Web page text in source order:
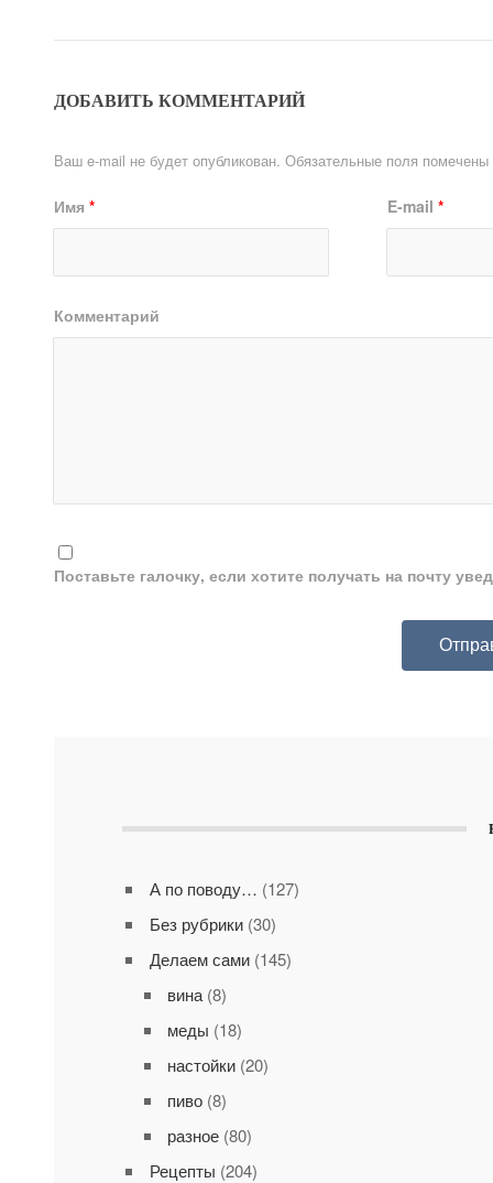
ДОБАВИТЬ КОММЕНТАРИЙ
Ваш e-mail не будет опубликован. Обязательные поля помечены
Имя * E-mail *
Комментарий
Поставьте галочку, если хотите получать на почту
А по поводу… (127)
Без рубрики(30)
Делаем сами(145)
вина(8)
меды (18)
настойки(20)
пиво(8)
разное(80)
Рецепты (204)